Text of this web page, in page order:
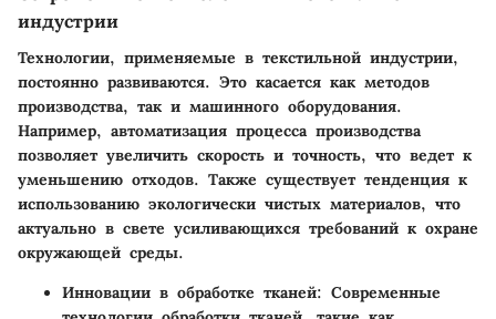
индустрии
Технологии, применяемые в текстильной индустрии,
постоянно развиваются. Это касается как методов
производства, так и машинного оборудования.
Например, автоматизация процесса производства
позволяет увеличить скорость и точность, что ведет к
уменьшению отходов. Также существует тенденция к
использованию экологически чистых материалов, что
актуально в свете усиливающихся требований к охране
окружающей среды.
Инновации в обработке тканей: Современные